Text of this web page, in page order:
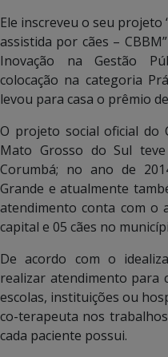
Ele inscreveu o seu projeto
assistida por cães –
Inovação na Gestão
colocação na categoria
levou para casa o prêmio
O projeto social oficial do
Mato Grosso do Sul
Corumbá; no ano de
Grande e atualmente
atendimento conta com o
capital e 05 cães no
De acordo com o
realizar atendimento para
escolas, instituições ou
co-terapeuta nos
cada paciente possui.